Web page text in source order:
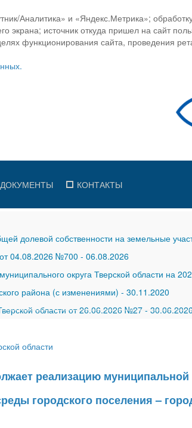
Аналитика» и «Яндекс.Метрика»;
источник откуда пришел на сайт
функционирования сайта, проведения
ДОКУМЕНТЫ КОНТАКТЫ
долевой собственности на земельные
04.08.2026 №700 - 06.08.2026
округа Тверской области на
района (с изменениями) - 30.11.2020
области от 26.06.2026 №27 -
области
реализацию
городского поселения –